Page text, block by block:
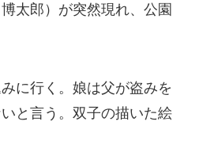
太郎）が突然現れ、公園
に行く。娘は父が盗みを
と言う。双子の描いた絵